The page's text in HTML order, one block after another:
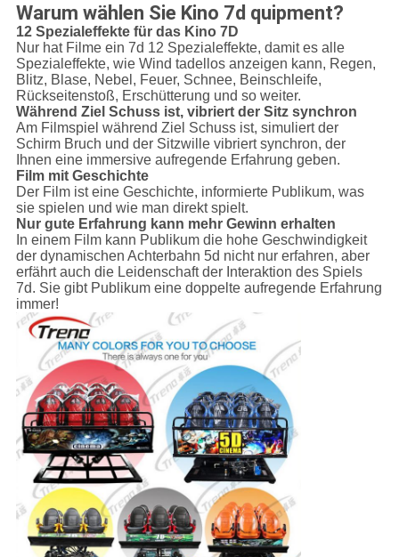
Warum wählen Sie Kino 7d quipment?
12 Spezialeffekte für das Kino 7D
Nur hat Filme ein 7d 12 Spezialeffekte, damit es alle
Spezialeffekte, wie Wind tadellos anzeigen kann, Regen,
Blitz, Blase, Nebel, Feuer, Schnee, Beinschleife,
Rückseitenstoß, Erschütterung und so weiter.
Während Ziel Schuss ist, vibriert der Sitz synchron
Am Filmspiel während Ziel Schuss ist, simuliert der
Schirm Bruch und der Sitzwille vibriert synchron, der
Ihnen eine immersive aufregende Erfahrung geben.
Film mit Geschichte
Der Film ist eine Geschichte, informierte Publikum, was
sie spielen und wie man direkt spielt.
Nur gute Erfahrung kann mehr Gewinn erhalten
In einem Film kann Publikum die hohe Geschwindigkeit
der dynamischen Achterbahn 5d nicht nur erfahren, aber
erfährt auch die Leidenschaft der Interaktion des Spiels
7d. Sie gibt Publikum eine doppelte aufregende Erfahrung
immer!